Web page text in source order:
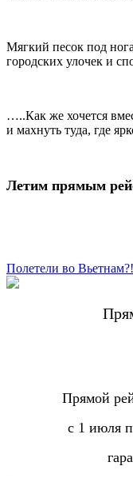
Мягкий песок под
городских улочек и
…..Как же хочется
и махнуть туда, где
Летим прямым
Полетели во Вьетнам?!
Прямой
с 1 июля